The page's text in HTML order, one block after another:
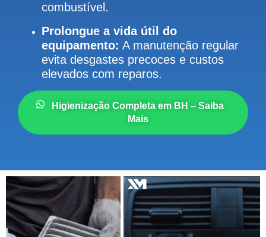
combustível.
Prolongue a vida útil do
equipamento: A manutenção regular
evita desgastes precoces e custos
elevados com reparos.
Higienização Completa em BH – Saiba
Mais